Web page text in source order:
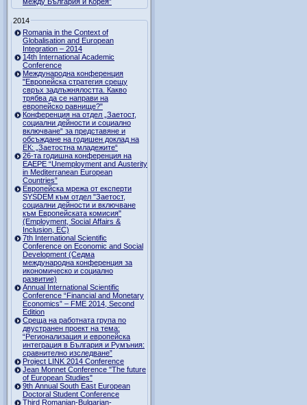
2014
Romania in the Context of
Globalisation and European
Integration – 2014
14th International Academic
Conference
Международна конференция
"Европейска стратегия срещу
свръх задлъжнялостта. Какво
трябва да се направи на
европейско равнище?"
Конференция на отдел „Заетост,
социални дейности и социално
включване“ за представяне и
обсъждане на годишен доклад на
ЕК: „Заетостна младежите“
26-та годишна конференция на
EAEPE “Unemployment and Austerity
in Mediterranean European
Countries”
Eвропейска мрежа от експерти
SYSDEM към отдел "Заетост,
социални дейности и включване
към Европейската комисия"
(Employment, Social Affairs &
Inclusion, ЕС)
7th International Scientific
Conference on Economic and Social
Development (Седма
международна конференция за
икономическо и социално
развитие)
Annual International Scientific
Conference “Financial and Monetary
Economics” – FME 2014, Second
Edition
Среща на работната група по
двустранен проект на тема:
“Регионализация и европейска
интеграция в България и Румъния:
сравнително изследване”
Project LINK 2014 Conference
Jean Monnet Conference "The future
of European Studies"
9th Annual South East European
Doctoral Student Conference
Third Romanian-Bulgarian-